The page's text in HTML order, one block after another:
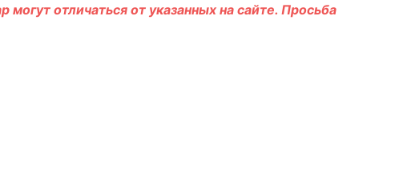
отличаться от указанных на сайте. Просьба